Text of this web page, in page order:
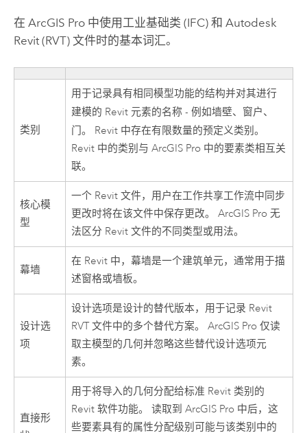
在 ArcGIS Pro中使用工业基础类 (IFC) 和 Autodesk
Revit (RVT) 文件时的基本词汇。
类别
用于记录具有相同模型功能的结构并对其进行
建模的 Revit 元素的名称 - 例如墙壁、 窗户、
门。 Revit 中存在有限数量的预定义类别。
Revit 中的类别与ArcGIS Pro 中的要素类相互关
联。
核心模
型
一个 Revit 文件，用户在工作共享工作流中同步
更改时将在该文件中保存更改。ArcGIS Pro 无
法区分 Revit 文件的不同类型或用法。
幕墙
在 Revit 中，幕墙是一个建筑单元，通常用于描
述窗格或墙板。
设计选
项
设计选项是设计的替代版本，用于记录 Revit
RVT 文件中的多个替代方案。ArcGIS Pro 仅读
取主模型的几何并忽略这些替代设计选项元
素。
直接形
用于将导入的几何分配给标准 Revit 类别的
Revit 软件功能。 读取到ArcGIS Pro 中后，这
些要素具有的属性分配级别可能与该类别中的